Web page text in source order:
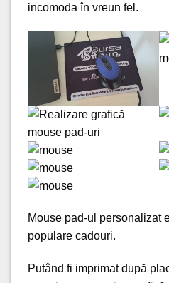
incomoda în vreun fel.
Mouse pad-ul personalizat
populare cadouri.
Putând fi imprimat după